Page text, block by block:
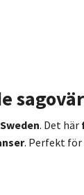
. Det här
. Perfekt för